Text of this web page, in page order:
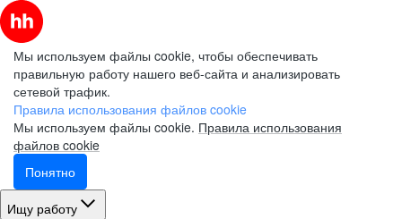
Мы используем файлы cookie, чтобы обеспечивать
правильную работу нашего веб-сайта и анализировать
сетевой трафик.
Правила использования файлов cookie
Мы используем файлы cookie. Правила использования
файлов cookie
Понятно
Ищу работу